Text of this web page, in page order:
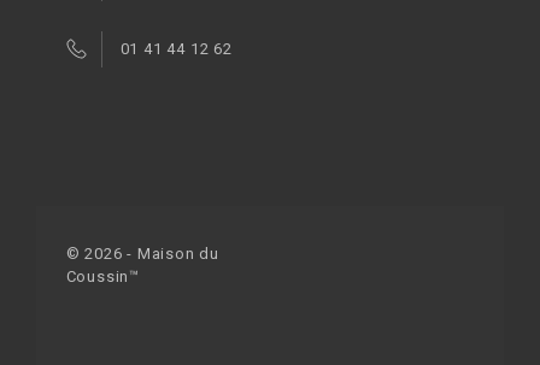
01 41 44 12 62
© 2026 - Maison du
Coussin™